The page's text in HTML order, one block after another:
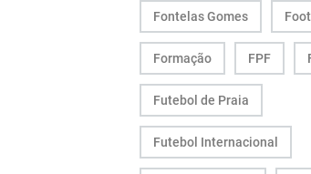
Fontelas Gomes
Formação FPF
Futebol de Praia
Futebol Internacional